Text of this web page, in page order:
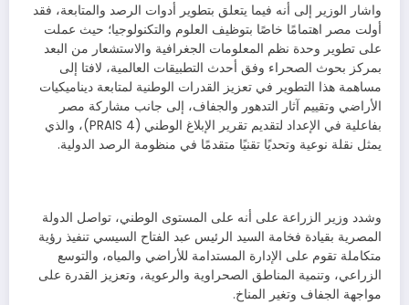
واشار الوزير إلى أنه فيما يتعلق بتطوير أدوات الرصد والمتابعة، فقد
أولت مصر اهتمامًا خاصًا بتوظيف العلوم والتكنولوجيا؛ حيث عملت
على تطوير وحدة نظم المعلومات الجغرافية والاستشعار من البعد
بمركز بحوث الصحراء وفق أحدث التطبيقات العالمية، لافتا إلى
مساهمة هذا التطوير في تعزيز القدرات الوطنية لمتابعة ديناميكيات
الأراضي وتقييم آثار التدهور والجفاف، إلى جانب مشاركة مصر
بفاعلية في الإعداد لتقديم تقرير الإبلاغ الوطني (PRAIS 4)، والذي
يمثل نقلة نوعية وتحديًا تقنيًا متقدمًا في منظومة الرصد الدولية.
وشدد وزير الزراعة على أنه على المستوى الوطني، تواصل الدولة
المصرية بقيادة فخامة السيد الرئيس عبد الفتاح السيسي تنفيذ رؤية
متكاملة تقوم على الإدارة المستدامة للأراضي والمياه، والتوسع
الزراعي، وتنمية المناطق الصحراوية والرعوية، وتعزيز القدرة على
مواجهة الجفاف وتغير المناخ.